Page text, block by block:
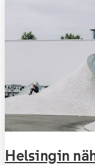
Helsingin